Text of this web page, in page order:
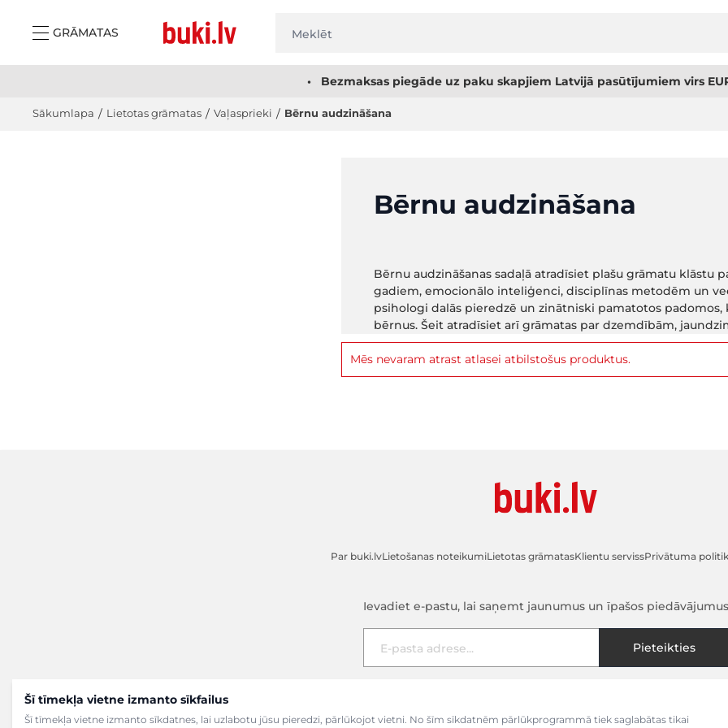
Šī tīmekļa vietne izmanto sīkfailus
Šī tīmekļa vietne izmanto sīkdatnes, lai uzlabotu jūsu pieredzi, pārlūkojot vietni. No šīm sīkdatnēm pārlūkprogrammā tiek saglabātas tikai
GRĀMATAS
• Bezmaksas piegāde uz paku skapjiem Latvijā pasūtījumiem virs
Sākumlapa / Lietotas grāmatas / Vaļasprieki / Bērnu audzināšana
Bērnu audzināšana
Bērnu audzināšanas sadaļā atradīsiet plašu grāmatu klāstu
gadiem, emocionālo inteliģenci, disciplīnas metodēm un
psihologi dalās pieredzē un zinātniski pamatotos
bērnus. Šeit atradīsiet arī grāmatas par dzemdībām,
Mēs nevaram atrast atlasei atbilstošus produktus.
Par buki.lvLietošanas noteikumiLietotas grāmatasKlientu servissPrivātuma
Ievadiet e-pastu, lai saņemt jaunumus un īpašos piedāvājumus
Pieteikties